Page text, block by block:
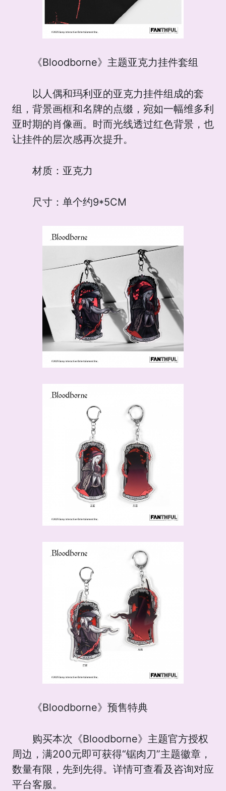
《Bloodborne》主题亚克力挂件套组
以人偶和玛利亚的亚克力挂件组成的套
组，背景画框和名牌的点缀，宛如一幅维多利
亚时期的肖像画。时而光线透过红色背景，也
让挂件的层次感再次提升。
材质：亚克力
尺寸：单个约9*5CM
《Bloodborne》预售特典
购买本次《Bloodborne》主题官方授权
周边，满200元即可获得“锯肉刀”主题徽章，
数量有限，先到先得。详情可查看及咨询对应
平台客服。